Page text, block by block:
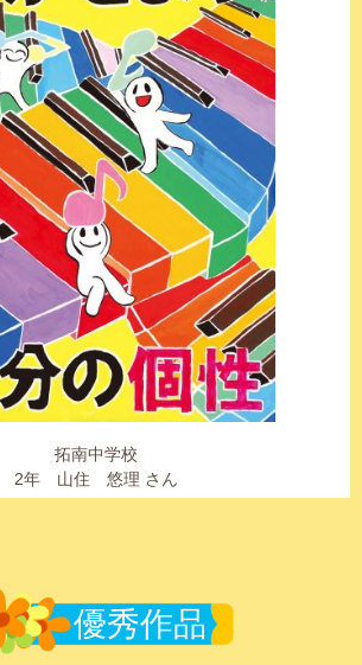
拓南中学校
2年 山住 悠理 さん
優秀作品